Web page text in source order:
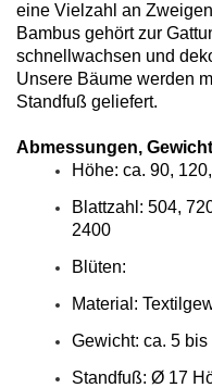
eine Vielzahl an
Bambus gehört zur
schnellwachsen und
Unsere Bäume werden
Standfuß geliefert.
Abmessungen,
Höhe: ca. 90,
Blattzahl: 504,
2400
Blüten:
Material:
Gewicht: ca. 5 bis
Standfuß: Ø 17